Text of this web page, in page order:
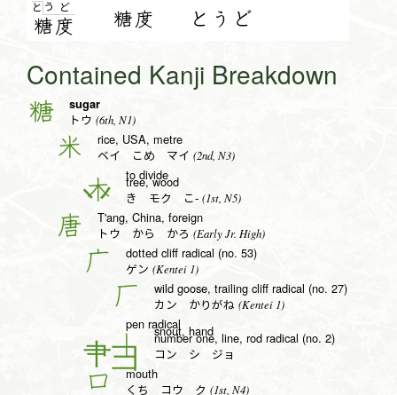
と う
糖
ど
度 糖度 とうど
Contained Kanji Breakdown
糖 sugar
トウ (6th, N1)
米 rice, USA, metre
ベイ こめ マイ (2nd, N3)
to divide
木 tree, wood
き モク こ- (1st, N5)
唐 T'ang, China, foreign
トウ から かろ (Early Jr. High)
广 dotted cliff radical (no. 53)
ゲン (Kentei 1)
厂 wild goose, trailing cliff radical (no. 27)
カン かりがね (Kentei 1)
pen radicalsnout, hand
丨 number one, line, rod radical (no. 2)
コン シ ジョ
口 mouth
くち コウ ク (1st, N4)